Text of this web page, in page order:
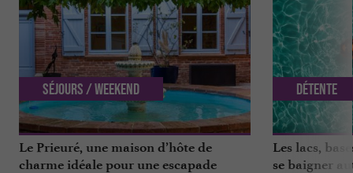
Le Prieuré, une maison d’hôte de
charme idéale pour une escapade
Séjours / Weekend
Les lacs,
se baigner
Détente